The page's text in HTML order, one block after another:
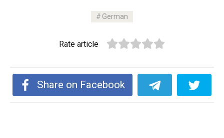
German
Rate article
Share on Facebook